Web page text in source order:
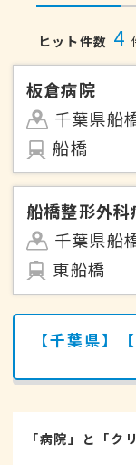
ヒット件数 4
板倉病院
千葉県船
船橋
船橋整形外科
千葉県船
東船橋
【千葉県】
「病院」と「ク